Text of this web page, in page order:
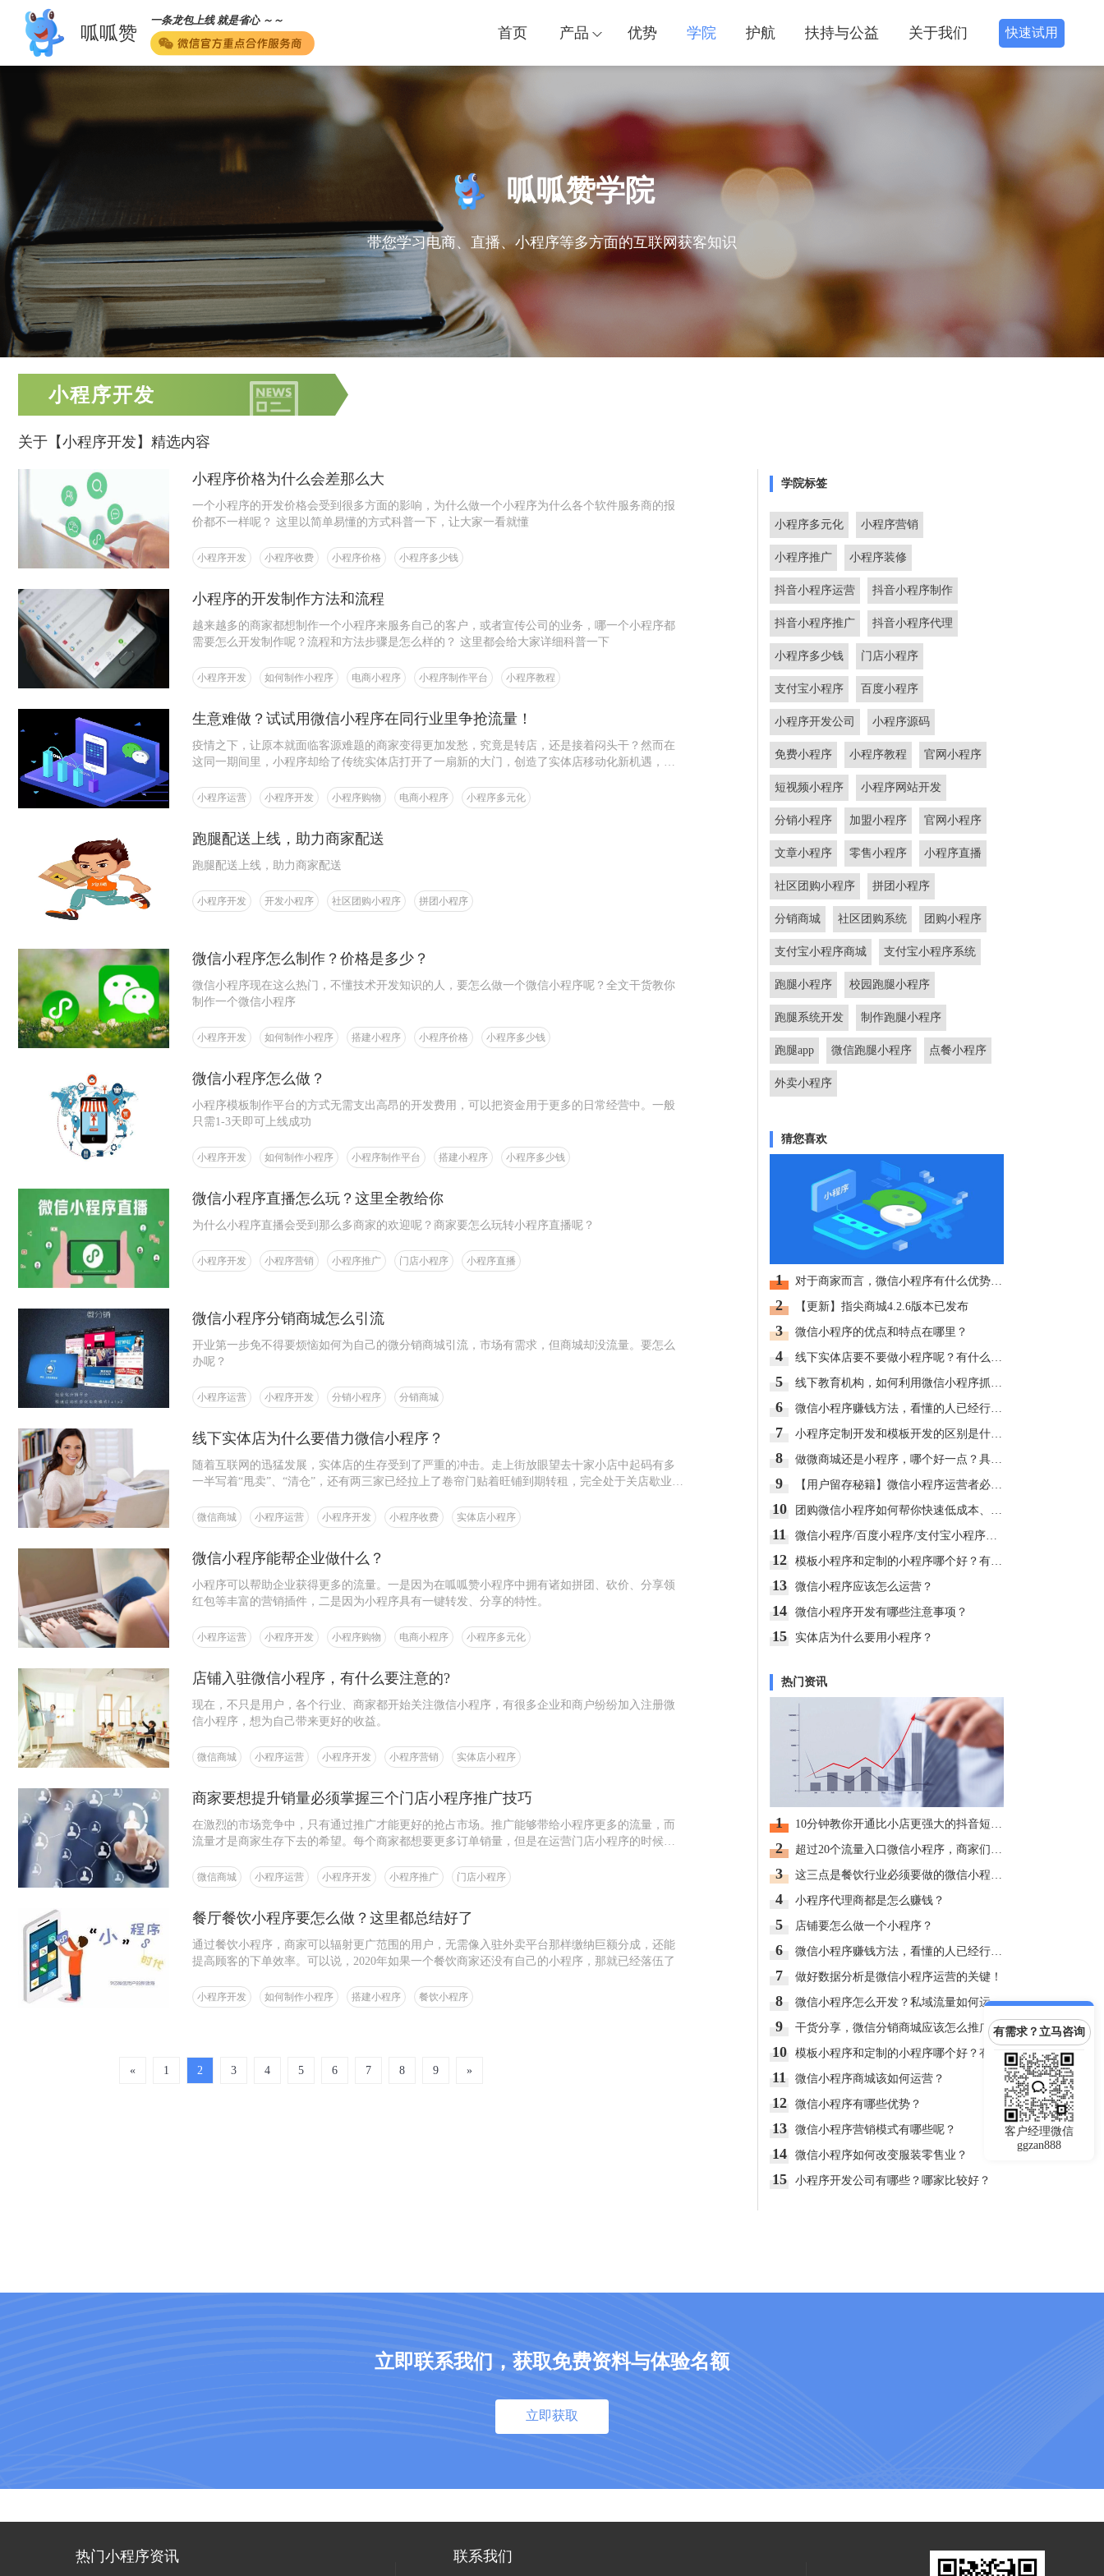
呱呱赞
一条龙包上线 就是省心 ～～
首页 产品 优势 学院 护航 扶持与公益 关于我们 快速试用
呱呱赞学院
带您学习电商、直播、小程序等多方面的互联网获客知识
小程序开发
关于【小程序开发】精选内容
小程序价格为什么会差那么大
一个小程序的开发价格会受到很多方面的影响，为什么做一个小程序为什么各个软件服务商的报
价都不一样呢？ 这里以简单易懂的方式科普一下，让大家一看就懂
小程序开发 小程序收费 小程序价格 小程序多少钱
小程序的开发制作方法和流程
越来越多的商家都想制作一个小程序来服务自己的客户，或者宣传公司的业务，哪一个小程序都
需要怎么开发制作呢？流程和方法步骤是怎么样的？ 这里都会给大家详细科普一下
小程序开发 如何制作小程序 电商小程序 小程序制作平台 小程序教程
生意难做？试试用微信小程序在同行业里争抢流量！
疫情之下，让原本就面临客源难题的商家变得更加发愁，究竟是转店，还是接着闷头干？然而在
这同一期间里，小程序却给了传统实体店打开了一扇新的大门，创造了实体店移动化新机遇，小
过吗？
小程序运营 小程序开发 小程序购物 电商小程序 小程序多元化
跑腿配送上线，助力商家配送
跑腿配送上线，助力商家配送
小程序开发 开发小程序 社区团购小程序 拼团小程序
微信小程序怎么制作？价格是多少？
微信小程序现在这么热门，不懂技术开发知识的人，要怎么做一个微信小程序呢？全文干货教你
制作一个微信小程序
小程序开发 如何制作小程序 搭建小程序 小程序价格 小程序多少钱
微信小程序怎么做？
小程序模板制作平台的方式无需支出高昂的开发费用，可以把资金用于更多的日常经营中。一般
只需1-3天即可上线成功
小程序开发 如何制作小程序 小程序制作平台 搭建小程序 小程序多少钱
微信小程序直播怎么玩？这里全教给你
为什么小程序直播会受到那么多商家的欢迎呢？商家要怎么玩转小程序直播呢？
小程序开发 小程序营销 小程序推广 门店小程序 小程序直播
微信小程序分销商城怎么引流
开业第一步免不得要烦恼如何为自己的微分销商城引流，市场有需求，但商城却没流量。要怎么
办呢？
小程序运营 小程序开发 分销小程序 分销商城
线下实体店为什么要借力微信小程序？
随着互联网的迅猛发展，实体店的生存受到了严重的冲击。走上街放眼望去十家小店中起码有多
一半写着“甩卖”、“清仓”，还有两三家已经拉上了卷帘门贴着旺铺到期转租，完全处于关店歇业的
微信商城 小程序运营 小程序开发 小程序收费 实体店小程序
微信小程序能帮企业做什么？
小程序可以帮助企业获得更多的流量。一是因为在呱呱赞小程序中拥有诸如拼团、砍价、分享领
红包等丰富的营销插件，二是因为小程序具有一键转发、分享的特性。
小程序运营 小程序开发 小程序购物 电商小程序 小程序多元化
店铺入驻微信小程序，有什么要注意的?
现在，不只是用户，各个行业、商家都开始关注微信小程序，有很多企业和商户纷纷加入注册微
信小程序，想为自己带来更好的收益。
微信商城 小程序运营 小程序开发 小程序营销 实体店小程序
商家要想提升销量必须掌握三个门店小程序推广技巧
在激烈的市场竞争中，只有通过推广才能更好的抢占市场。推广能够带给小程序更多的流量，而
流量才是商家生存下去的希望。每个商家都想要更多订单销量，但是在运营门店小程序的时候，
微信商城 小程序运营 小程序开发 小程序推广 门店小程序
餐厅餐饮小程序要怎么做？这里都总结好了
通过餐饮小程序，商家可以辐射更广范围的用户，无需像入驻外卖平台那样缴纳巨额分成，还能
提高顾客的下单效率。可以说，2020年如果一个餐饮商家还没有自己的小程序，那就已经落伍了
小程序开发 如何制作小程序 搭建小程序 餐饮小程序
« 1 2 3 4 5 6 7 8 9 »
学院标签
小程序多元化 小程序营销
小程序推广 小程序装修
抖音小程序运营 抖音小程序制作
抖音小程序推广 抖音小程序代理
小程序多少钱 门店小程序
支付宝小程序 百度小程序
小程序开发公司 小程序源码
免费小程序 小程序教程 官网小程序
短视频小程序 小程序网站开发
分销小程序 加盟小程序 官网小程序
文章小程序 零售小程序 小程序直播
社区团购小程序 拼团小程序
分销商城 社区团购系统 团购小程序
支付宝小程序商城 支付宝小程序系统
跑腿小程序 校园跑腿小程序
跑腿系统开发 制作跑腿小程序
跑腿app 微信跑腿小程序 点餐小程序
外卖小程序
猜您喜欢
1
2 【更新】指尖商城4.2.6版本已发布
3 微信小程序的优点和特点在哪里？
4
5
6
7
8
9
10
11
12
13 微信小程序应该怎么运营？
14 微信小程序开发有哪些注意事项？
15 实体店为什么要用小程序？
热门资讯
1
2
3
4 小程序代理商都是怎么赚钱？
5 店铺要怎么做一个小程序？
6
7 做好数据分析是微信小程序运营的关键！
8 微信小程序怎么开发？私域流量如何运营？
9 干货分享，微信分销商城应该怎么推广呢？
10
11 微信小程序商城该如何运营？
12 微信小程序有哪些优势？
13 微信小程序营销模式有哪些呢？
14 微信小程序如何改变服装零售业？
15 小程序开发公司有哪些？哪家比较好？
立即联系我们，获取免费资料与体验名额
立即获取
有需求？立马咨询
客户经理微信
ggzan888
热门小程序资讯 联系我们